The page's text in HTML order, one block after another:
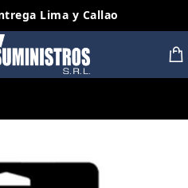
y Nuevos